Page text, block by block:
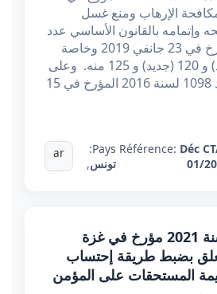
بمكافحة الإرهاب ومنع غسل
وإتمامه بالقانون الأساسي عدد
9 لسنة 2019 المؤرخ في 23 جانفي 2019 وخاصة
الفصول 107 (جديد) و 120 (جديد) و 125 منه. وعلى
الأمر الحكومي عدد 1098 لسنة 2016 المؤرخ في 15
Référence: Déc
01/
Pays:
تونس,
ar
مقرر عدد 01 لسنة 2021 مؤرخ في غزة
2021 يتعلق بضبط طريقة إحتساب
المستحقات على المؤمن